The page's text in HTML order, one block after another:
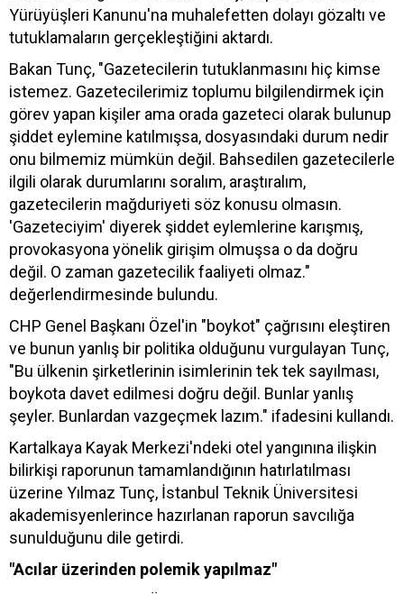
Yürüyüşleri Kanunu'na muhalefetten dolayı gözaltı ve
tutuklamaların gerçekleştiğini aktardı.
Bakan Tunç, "Gazetecilerin tutuklanmasını hiç kimse
istemez. Gazetecilerimiz toplumu bilgilendirmek için
görev yapan kişiler ama orada gazeteci olarak bulunup
şiddet eylemine katılmışsa, dosyasındaki durum nedir
onu bilmemiz mümkün değil. Bahsedilen gazetecilerle
ilgili olarak durumlarını soralım, araştıralım,
gazetecilerin mağduriyeti söz konusu olmasın.
'Gazeteciyim' diyerek şiddet eylemlerine karışmış,
provokasyona yönelik girişim olmuşsa o da doğru
değil. O zaman gazetecilik faaliyeti olmaz."
değerlendirmesinde bulundu.
CHP Genel Başkanı Özel'in "boykot" çağrısını eleştiren
ve bunun yanlış bir politika olduğunu vurgulayan Tunç,
"Bu ülkenin şirketlerinin isimlerinin tek tek sayılması,
boykota davet edilmesi doğru değil. Bunlar yanlış
şeyler. Bunlardan vazgeçmek lazım." ifadesini kullandı.
Kartalkaya Kayak Merkezi'ndeki otel yangınına ilişkin
bilirkişi raporunun tamamlandığının hatırlatılması
üzerine Yılmaz Tunç, İstanbul Teknik Üniversitesi
akademisyenlerince hazırlanan raporun savcılığa
sunulduğunu dile getirdi.
"Acılar üzerinden polemik yapılmaz"